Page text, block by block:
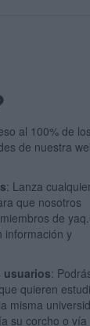
al 100% de los
de nuestra
: Lanza
que nosotros
de
información y
usuarios:
quieren
misma
su corcho o vía